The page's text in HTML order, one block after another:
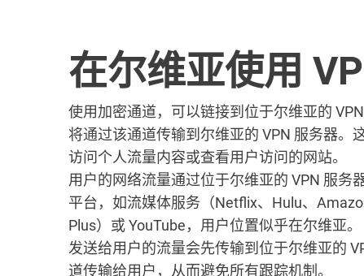
在尔维亚使用
使用加密通道，可以链接到位于尔维亚的
将通过该通道传输到尔维亚的 VPN 服务器。
访问个人流量内容或查看用户访问的网站。
用户的网络流量通过位于尔维亚的 VPN 服务
平台，如流媒体服务（Netflix、Hulu、
Plus）或 YouTube，用户位置似乎在尔维亚。
发送给用户的流量会先传输到位于尔维亚的
道传输给用户，从而避免所有跟踪机制。